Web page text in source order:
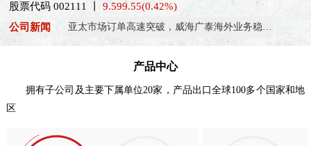
股票代码 002111 丨9.599.55(0.42%)
公司新闻
热烈庆祝中国共产党成立105周年！
亚太市场订单高速突破，威海广泰海外业务稳步进阶
抢抓能源转型风口，电动化驱动威海广泰欧洲业务腾飞
产品中心
拥有子公司及主要下属单位20家，产品出口全球100多个国家和地
区